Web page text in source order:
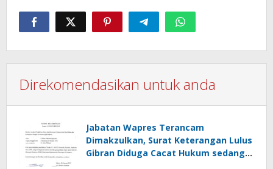
Direkomendasikan untuk anda
Jabatan Wapres Terancam
Dimakzulkan, Surat Keterangan Lulus
Gibran Diduga Cacat Hukum sedang